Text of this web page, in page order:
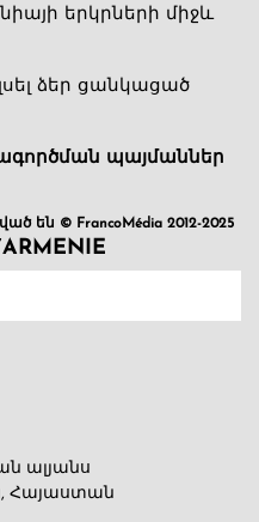
երկրների միջև
ձեր ցանկացած
պայմաններ
են © FrancoMédia 2012-2025
ալյանս
Հայաստան